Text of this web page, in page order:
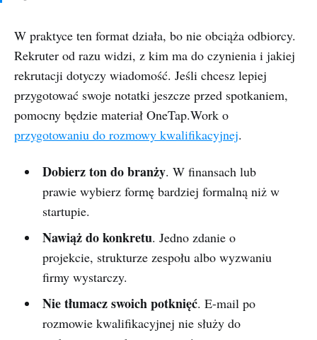
W praktyce ten format działa, bo nie obciąża odbiorcy.
Rekruter od razu widzi, z kim ma do czynienia i jakiej
rekrutacji dotyczy wiadomość. Jeśli chcesz lepiej
przygotować swoje notatki jeszcze przed spotkaniem,
pomocny będzie materiał OneTap.Work o
przygotowaniu do rozmowy kwalifikacyjnej.
Dobierz ton do branży. W finansach lub
prawie wybierz formę bardziej formalną niż w
startupie.
Nawiąż do konkretu. Jedno zdanie o
projekcie, strukturze zespołu albo wyzwaniu
firmy wystarczy.
Nie tłumacz swoich potknięć. E-mail po
rozmowie kwalifikacyjnej nie służy do